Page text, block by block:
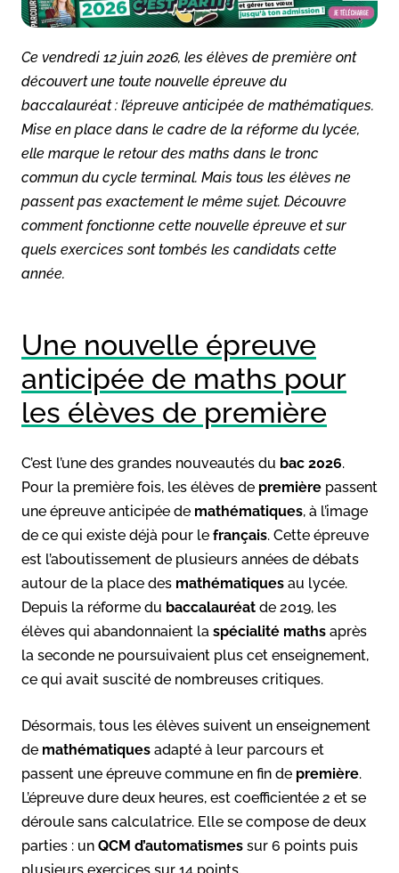
Ce vendredi 12 juin 2026, les élèves de première ont
découvert une toute nouvelle épreuve du
baccalauréat : l’épreuve anticipée de mathématiques.
Mise en place dans le cadre de la réforme du lycée,
elle marque le retour des maths dans le tronc
commun du cycle terminal. Mais tous les élèves ne
passent pas exactement le même sujet. Découvre
comment fonctionne cette nouvelle épreuve et sur
quels exercices sont tombés les candidats cette
année.
Une nouvelle épreuve
anticipée de maths pour
les élèves de première
C’est l’une des grandes nouveautés du bac 2026.
Pour la première fois, les élèves de première passent
une épreuve anticipée de mathématiques, à l’image
de ce qui existe déjà pour le français. Cette épreuve
est l’aboutissement de plusieurs années de débats
autour de la place des mathématiques au lycée.
Depuis la réforme du baccalauréat de 2019, les
élèves qui abandonnaient la spécialité maths après
la seconde ne poursuivaient plus cet enseignement,
ce qui avait suscité de nombreuses critiques.
Désormais, tous les élèves suivent un enseignement
de mathématiques adapté à leur parcours et
passent une épreuve commune en fin de première.
L’épreuve dure deux heures, est coefficientée 2 et se
déroule sans calculatrice. Elle se compose de deux
parties : un QCM d’automatismes sur 6 points puis